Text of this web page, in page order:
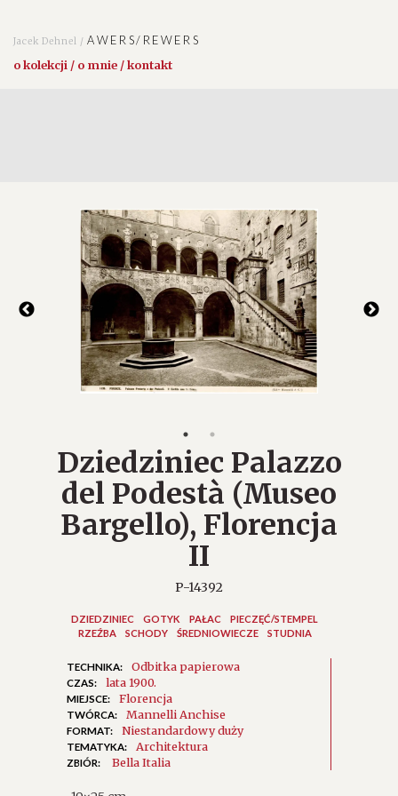
Jacek Dehnel /AWERS/REWERS
o kolekcji / o mnie / kontakt
Dziedziniec Palazzo
del Podestà (Museo
Bargello), Florencja
II
P-14392
DZIEDZINIEC GOTYK PAŁAC
PIECZĘĆ/STEMPEL
RZEŹBA
SCHODY ŚREDNIOWIECZE STUDNIA
TECHNIKA: Odbitka papierowa
CZAS: lata 1900.
MIEJSCE: Florencja
TWÓRCA: Mannelli Anchise
FORMAT: Niestandardowy duży
TEMATYKA: Architektura
ZBIÓR: Bella Italia